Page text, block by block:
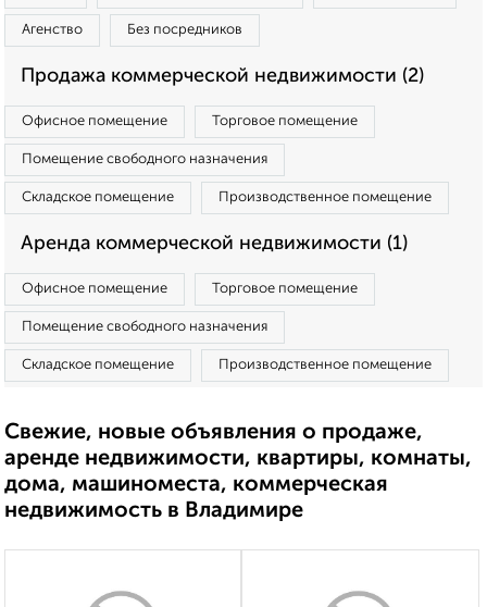
Агенство Без посредников
Продажа коммерческой недвижимости (2)
Офисное помещение Торговое помещение
Помещение свободного назначения
Складское помещение Производственное помещение
Аренда коммерческой недвижимости (1)
Офисное помещение Торговое помещение
Помещение свободного назначения
Складское помещение Производственное помещение
Свежие, новые объявления о продаже,
аренде недвижимости, квартиры, комнаты,
дома, машиноместа, коммерческая
недвижимость в Владимире